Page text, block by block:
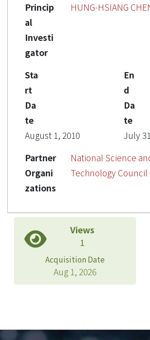
Princip
al
Investi
gator
HUNG-HSIANG
Sta
rt
Da
te
August 1, 2010
En
d
Da
te
July
Partner
Organi
zations
National Science
Technology Council
Views
1
Acquisition Date
Aug 1, 2026